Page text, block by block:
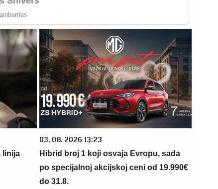
linija
03. 08. 2026 13:23
Hibrid broj 1 koji osvaja Evropu, sada
po specijalnoj akcijskoj ceni od 19.990€
do 31.8.